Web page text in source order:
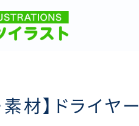
素材】ドライ